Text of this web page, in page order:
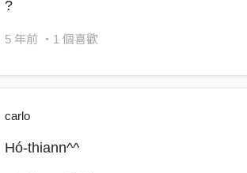
?
5 年前 ・1 個喜歡
carlo
Hó-thiann^^